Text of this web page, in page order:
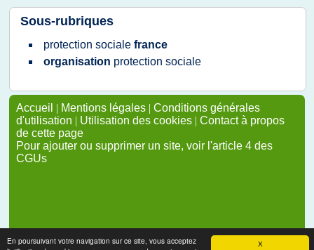
X
En poursuivant votre navigation sur ce site, vous acceptez
Sous-rubriques
protection sociale france
organisation protection sociale
Accueil | Mentions légales | Conditions générales
d'utilisation | Utilisation des cookies | Contact à propos
de cette page
Pour ajouter ou supprimer un site, voir l'article 4 des
CGUs